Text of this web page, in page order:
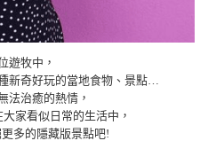
遊牧中，
新奇好玩的當地食物、景點…
法治癒的熱情，
家看似日常的生活中，
多的隱藏版景點吧!